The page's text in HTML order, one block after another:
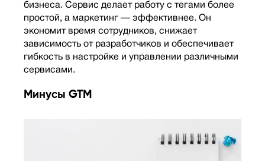
бизнеса. Сервис делает работу с тегами более
простой, а маркетинг — эффективнее. Он
экономит время сотрудников, снижает
зависимость от разработчиков и обеспечивает
гибкость в настройке и управлении различными
сервисами.
Минусы GTM